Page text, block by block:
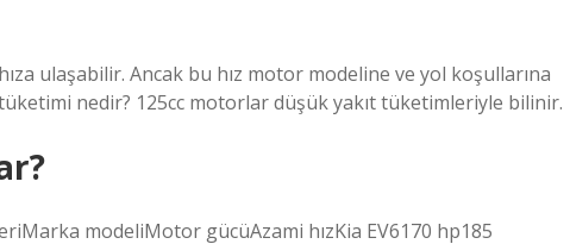
ulaşabilir. Ancak bu hız motor modeline ve yol koşullarına
nedir? 125cc motorlar düşük yakıt tüketimleriyle bilinir.
modeliMotor gücüAzami hızKia EV6170 hp185